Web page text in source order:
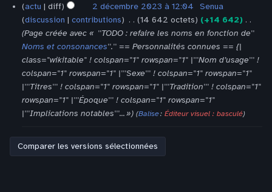
c
u
n
r
é
s
u
m
é
e
s
actu diff 2 décembre 2023 à 12:04
Senua
discussion
contributions 14 642 octets +14 642
Page créée avec « ''TODO : refaire les noms en fonction de''
Noms et consonances''.'' == Personnalités connues == {|
class="wikitable" ! colspan="1" rowspan="1" |'''Nom d’usage''' !
colspan="1" rowspan="1" |'''Sexe''' ! colspan="1" rowspan="1"
|'''Titres''' ! colspan="1" rowspan="1" |'''Tradition''' ! colspan="1"
rowspan="1" |'''Époque''' ! colspan="1" rowspan="1"
|'''Implications notables'''... »
Balise: Éditeur visuel : basculé